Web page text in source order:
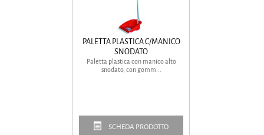
PALETTA PLASTICA C/MANICO
SNODATO
Paletta plastica con manico alto
snodato, con gomm...
SCHEDA PRODOTTO